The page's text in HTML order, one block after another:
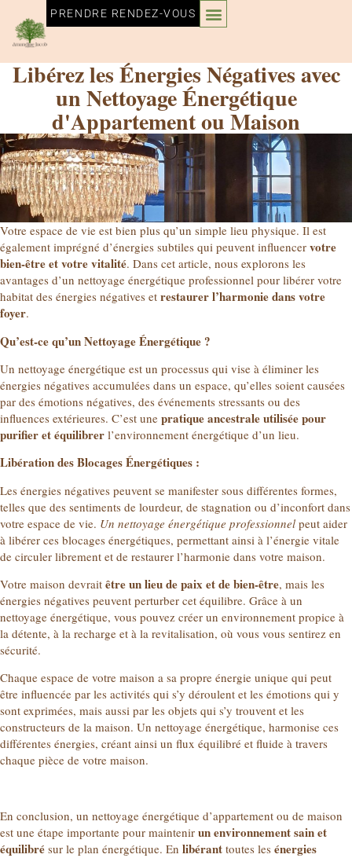
PRENDRE RENDEZ-VOUS
Libérez les Énergies Négatives avec
un Nettoyage Énergétique
d'Appartement ou Maison
Votre espace de vie est bien plus qu’un simple lieu physique. Il est
également imprégné d’énergies subtiles qui peuvent influencer votre
bien-être et votre vitalité. Dans cet article, nous explorons les
avantages d’un nettoyage énergétique professionnel pour libérer votre
habitat des énergies négatives et restaurer l’harmonie dans votre
foyer.
Qu’est-ce qu’un Nettoyage Énergétique ?
Un nettoyage énergétique est un processus qui vise à éliminer les
énergies négatives accumulées dans un espace, qu’elles soient causées
par des émotions négatives, des événements stressants ou des
influences extérieures. C’est une pratique ancestrale utilisée pour
purifier et équilibrer l’environnement énergétique d’un lieu.
Libération des Blocages Énergétiques :
Les énergies négatives peuvent se manifester sous différentes formes,
telles que des sentiments de lourdeur, de stagnation ou d’inconfort dans
votre espace de vie. Un nettoyage énergétique professionnel peut aider
à libérer ces blocages énergétiques, permettant ainsi à l’énergie vitale
de circuler librement et de restaurer l’harmonie dans votre maison.
Votre maison devrait être un lieu de paix et de bien-être, mais les
énergies négatives peuvent perturber cet équilibre. Grâce à un
nettoyage énergétique, vous pouvez créer un environnement propice à
la détente, à la recharge et à la revitalisation, où vous vous sentirez en
sécurité.
Chaque espace de votre maison a sa propre énergie unique qui peut
être influencée par les activités qui s’y déroulent et les émotions qui y
sont exprimées, mais aussi par les objets qui s’y trouvent et les
constructeurs de la maison. Un nettoyage énergétique, harmonise ces
différentes énergies, créant ainsi un flux équilibré et fluide à travers
chaque pièce de votre maison.
En conclusion, un nettoyage énergétique d’appartement ou de maison
est une étape importante pour maintenir un environnement sain et
équilibré sur le plan énergétique. En libérant toutes les énergies